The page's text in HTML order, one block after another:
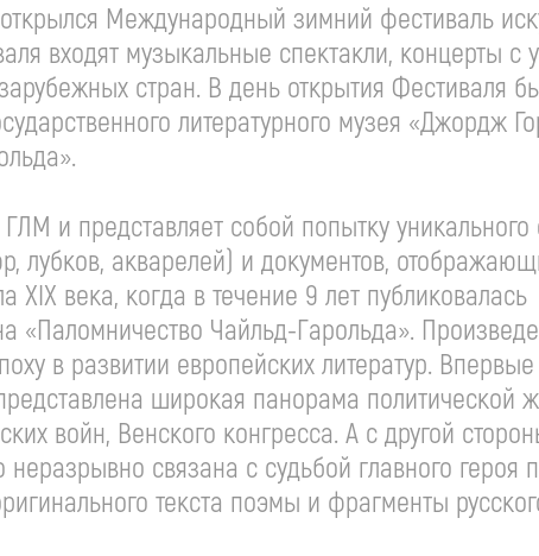
Международный зимний фестиваль
входят музыкальные спектакли, концерты с
стран. В день открытия Фестиваля
литературного музея «Джордж
и представляет собой попытку уникального
лубков, акварелей) и документов,
XIX века, когда в течение 9 лет публиковалась
«Паломничество Чайльд-Гарольда».
в развитии европейских литератур.
широкая панорама политической
войн, Венского конгресса. А с другой
неразрывно связана с судьбой главного героя
текста поэмы и фрагменты